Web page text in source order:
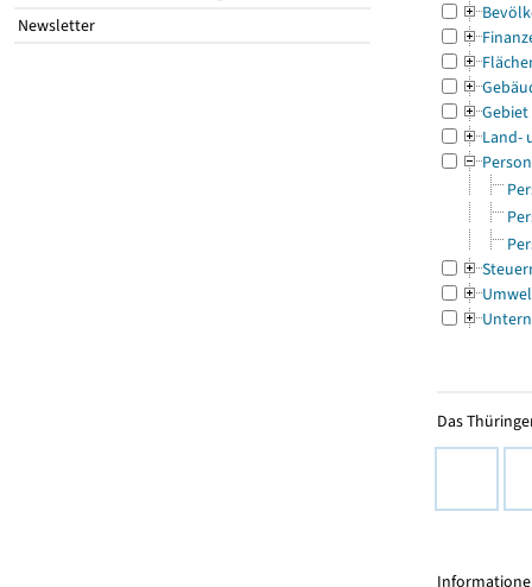
Newsletter
Gebiet
Land-
Das